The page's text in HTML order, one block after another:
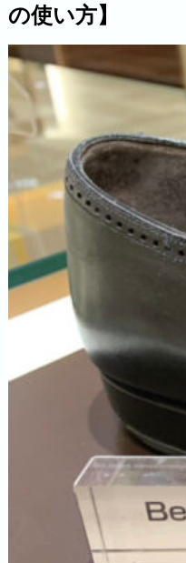
の使い方】